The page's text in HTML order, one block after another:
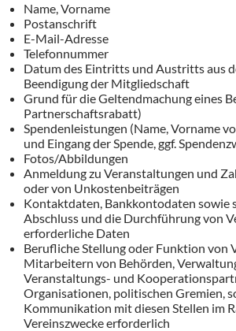
Name, Vorname
Postanschrift
E-Mail-Adresse
Telefonnummer
Datum des Eintritts und Austritts aus
Beendigung der Mitgliedschaft
Grund für die Geltendmachung eines
Partnerschaftsrabatt)
Spendenleistungen (Name, Vorname
und Eingang der Spende, ggf.
Fotos/Abbildungen
Anmeldung zu Veranstaltungen und
oder von Unkostenbeiträgen
Kontaktdaten, Bankkontodaten sowie
Abschluss und die Durchführung von
erforderliche Daten
Berufliche Stellung oder Funktion von
Mitarbeitern von Behörden,
Veranstaltungs- und
Organisationen, politischen Gremien,
Kommunikation mit diesen Stellen im
Vereinszwecke erforderlich